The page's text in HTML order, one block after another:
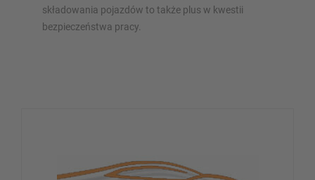
składowania pojazdów to także plus w kwestii
bezpieczeństwa pracy.